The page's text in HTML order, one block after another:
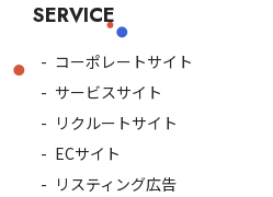
SERVICE
コーポレートサイト
サービスサイト
リクルートサイト
ECサイト
リスティング広告